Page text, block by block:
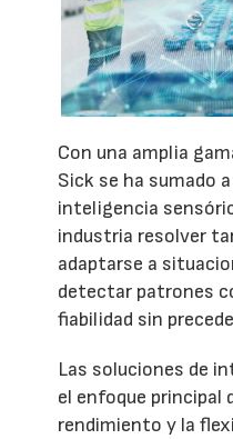
Con una amplia
Sick se ha sumado
inteligencia
industria resolver
adaptarse a
detectar patrones
fiabilidad sin
Las soluciones de
el enfoque principal
rendimiento y la